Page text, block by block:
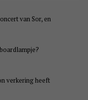
van Sor, en
verkering heeft